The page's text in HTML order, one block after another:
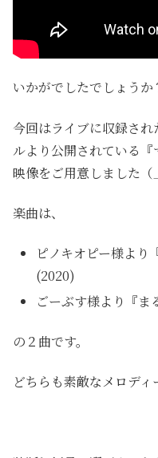
いかがでしたでしょうか
今回はライブに収録さ
ルより公開されている
映像をご用意しました（
楽曲は、
ピノキオピー様より
(2020)
ごーぶす様より『
の２曲です。
どちらも素敵なメロディ